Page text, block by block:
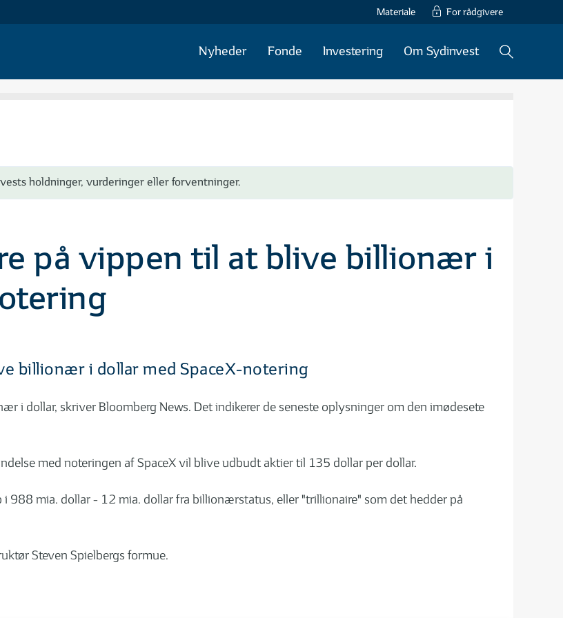
Materiale For rådgivere
Nyheder Fonde Investering Om Sydinvest
holdninger, vurderinger eller forventninger.
på vippen til at blive billionær i
billionær i dollar med SpaceX-notering
i dollar, skriver Bloomberg News. Det indikerer de seneste oplysninger om den imødesete
med noteringen af SpaceX vil blive udbudt aktier til 135 dollar per dollar.
mia. dollar - 12 mia. dollar fra billionærstatus, eller "trillionaire" som det hedder på
Steven Spielbergs formue.